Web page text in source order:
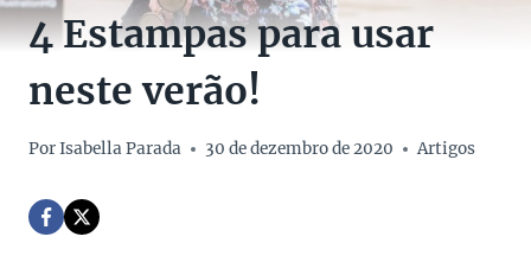
4 Estampas para usar
neste verão!
PorIsabella Parada 30 de dezembro de 2020 Artigos